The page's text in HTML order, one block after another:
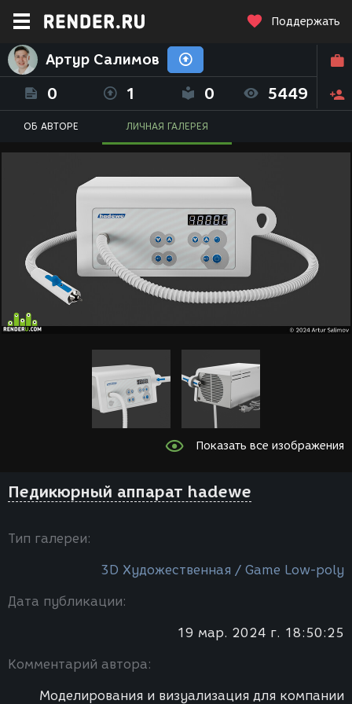
Поддержать
Артур Салимов
0 1 0 5449
ОБ АВТОРЕ ЛИЧНАЯ ГАЛЕРЕЯ
Показать все изображения
Педикюрный аппарат hadewe
Тип галереи:
3D Художественная / Game Low-poly
Дата публикации:
19 мар. 2024 г. 18:50:25
Комментарий автора:
Моделирования и визуализация для компании